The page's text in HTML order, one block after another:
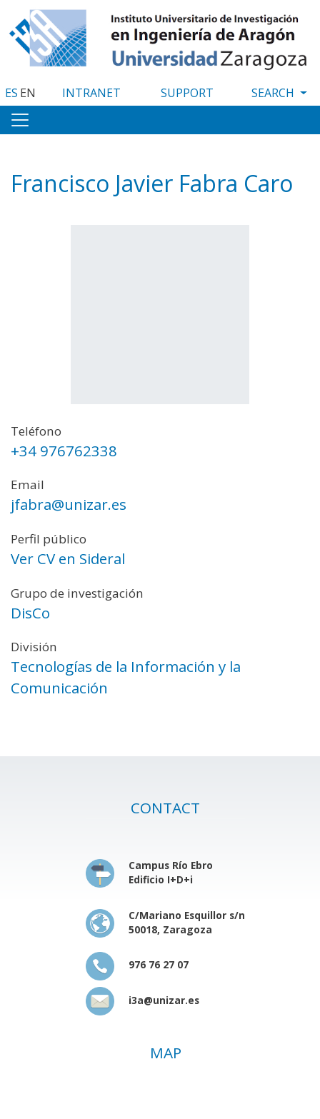
to
main
content
ES EN INTRANET SUPPORT
Francisco Javier Fabra Caro
Teléfono
+34 976762338
Email
jfabra@unizar.es
Perfil público
Ver CV en Sideral
Grupo de investigación
DisCo
División
Tecnologías de la Información y la
Comunicación
CONTACT
Campus Río Ebro
Edificio I+D+i
C/Mariano Esquillor s/n
50018, Zaragoza
976 76 27 07
i3a@unizar.es
MAP